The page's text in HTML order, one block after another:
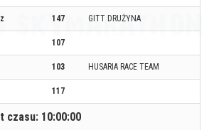
147 GITT DRUŻYNA
107
103 HUSARIA RACE TEAM
117
czasu: 10:00:00